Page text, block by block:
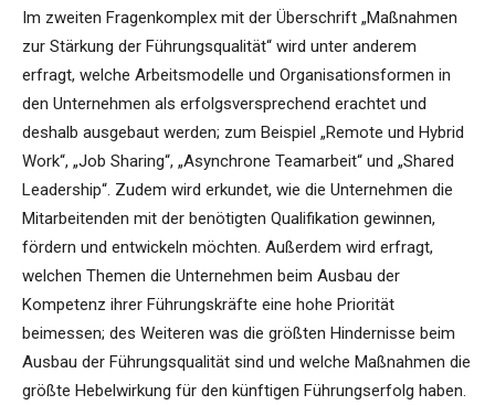
Im zweiten Fragenkomplex mit der Überschrift „Maßnahmen
zur Stärkung der Führungsqualität“ wird unter anderem
erfragt, welche Arbeitsmodelle und Organisationsformen in
den Unternehmen als erfolgsversprechend erachtet und
deshalb ausgebaut werden; zum Beispiel „Remote und Hybrid
Work“, „Job Sharing“, „Asynchrone Teamarbeit“ und „Shared
Leadership“. Zudem wird erkundet, wie die Unternehmen die
Mitarbeitenden mit der benötigten Qualifikation gewinnen,
fördern und entwickeln möchten. Außerdem wird erfragt,
welchen Themen die Unternehmen beim Ausbau der
Kompetenz ihrer Führungskräfte eine hohe Priorität
beimessen; des Weiteren was die größten Hindernisse beim
Ausbau der Führungsqualität sind und welche Maßnahmen die
größte Hebelwirkung für den künftigen Führungserfolg haben.